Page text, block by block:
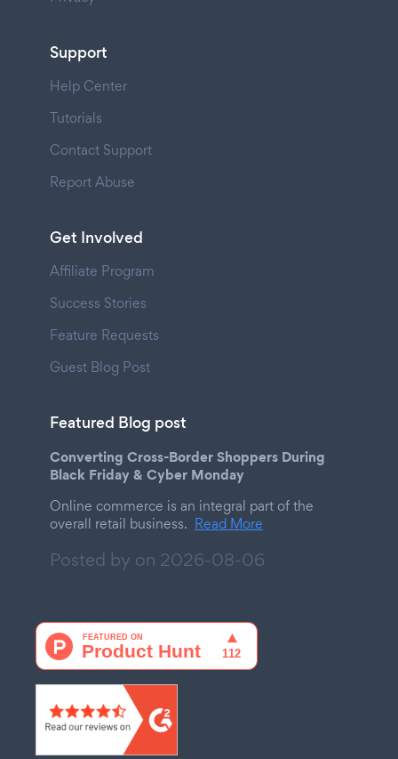
Support
Help Center
Tutorials
Contact Support
Report Abuse
Get Involved
Affiliate Program
Success Stories
Feature Requests
Guest Blog Post
Featured Blog post
Converting Cross-Border Shoppers During
Black Friday & Cyber Monday
Online commerce is an integral part of the
overall retail business. Read More
Posted by on 2026-08-06